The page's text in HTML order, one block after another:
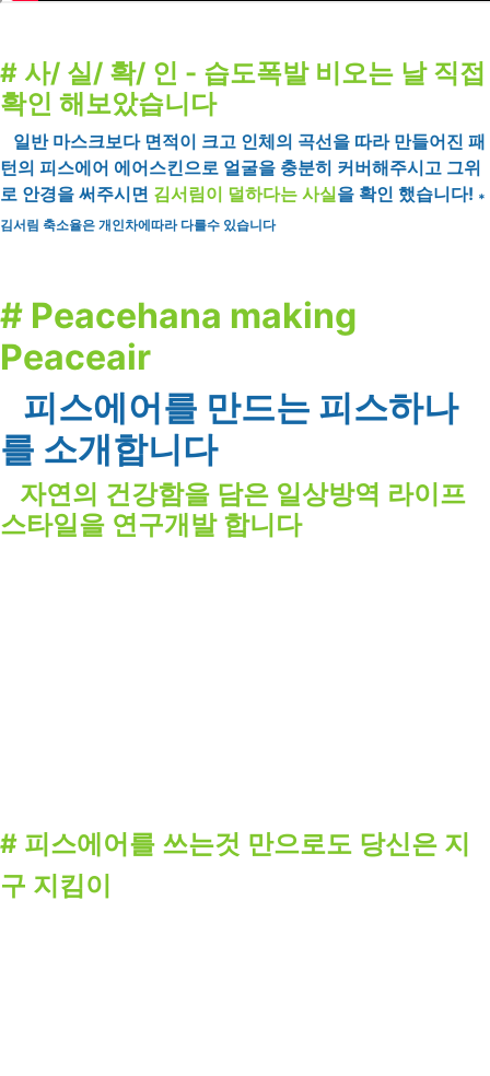
# 사/ 실/ 확/ 인 - 습도폭발 비오는 날 직접
확인 해보았습니다
일반 마스크보다 면적이 크고 인체의 곡선을 따라 만들어진 패
턴의 피스에어 에어스킨으로 얼굴을 충분히 커버해주시고 그위
로 안경을 써주시면 김서림이 덜하다는 사실을 확인 했습니다! *
김서림 축소율은 개인차에따라 다를수 있습니다
# Peacehana making
Peaceair
피스에어를 만드는 피스하나
를 소개합니다
자연의 건강함을 담은 일상방역 라이프
스타일을 연구개발 합니다
# 피스에어를 쓰는것 만으로도 당신은 지
구 지킴이